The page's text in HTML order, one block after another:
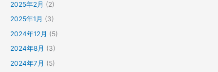
2025年2月 (2)
2025年1月 (3)
2024年12月 (5)
2024年8月 (3)
2024年7月 (5)